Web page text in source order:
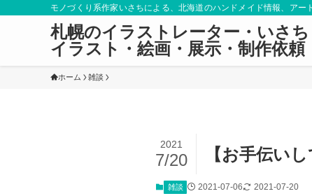
モノづくり系作家いさちによる、北海道のハンドメイド情報、アー
札幌のイラストレーター・いさち
イラスト・絵画・展示・制作依頼
ホーム 雑談
【お手伝い
2021
7/20
雑談 2021-07-06 2021-07-20